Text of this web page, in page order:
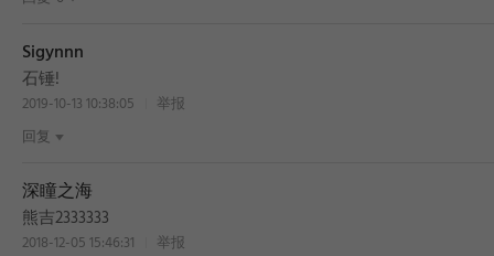
BEST
Sigynnn
石锤!
2019-10-13 10:38:05
举报
回复
深瞳之海
熊吉2333333
2018-12-05 15:46:31
举报